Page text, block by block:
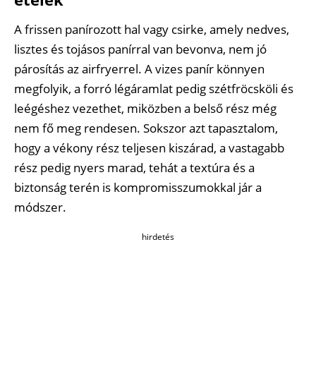
A frissen panírozott hal vagy csirke, amely nedves,
lisztes és tojásos panírral van bevonva, nem jó
párosítás az airfryerrel. A vizes panír könnyen
megfolyik, a forró légáramlat pedig szétfröcsköli és
leégéshez vezethet, miközben a belső rész még
nem fő meg rendesen. Sokszor azt tapasztalom,
hogy a vékony rész teljesen kiszárad, a vastagabb
rész pedig nyers marad, tehát a textúra és a
biztonság terén is kompromisszumokkal jár a
módszer.
hirdetés